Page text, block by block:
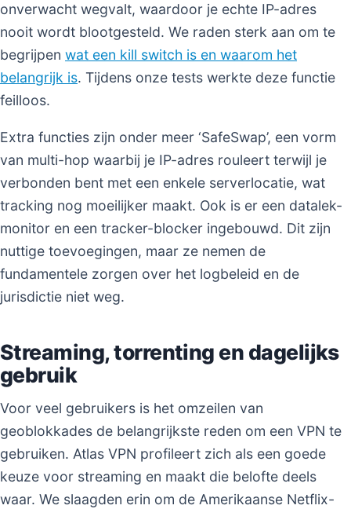
onverwacht wegvalt, waardoor je echte IP-adres
nooit wordt blootgesteld. We raden sterk aan om te
begrijpen wat een kill switch is en waarom het
belangrijk is. Tijdens onze tests werkte deze functie
feilloos.
Extra functies zijn onder meer ‘SafeSwap’, een vorm
van multi-hop waarbij je IP-adres rouleert terwijl je
verbonden bent met een enkele serverlocatie, wat
tracking nog moeilijker maakt. Ook is er een datalek-
monitor en een tracker-blocker ingebouwd. Dit zijn
nuttige toevoegingen, maar ze nemen de
fundamentele zorgen over het logbeleid en de
jurisdictie niet weg.
Streaming, torrenting en dagelijks
gebruik
Voor veel gebruikers is het omzeilen van
geoblokkades de belangrijkste reden om een VPN te
gebruiken. Atlas VPN profileert zich als een goede
keuze voor streaming en maakt die belofte deels
waar. We slaagden erin om de Amerikaanse Netflix-